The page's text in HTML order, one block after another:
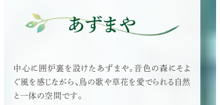
あずまや
中心に囲炉裏を設けたあずまや。音色の森にそよ
ぐ風を感じながら、鳥の歌や草花を愛でられる自然
と一体の空間です。